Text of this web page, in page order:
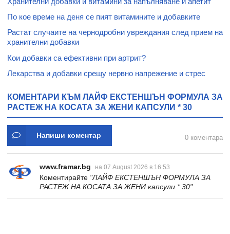
По кое време на деня се пият витамините и добавките
Растат случаите на чернодробни увреждания след прием на
хранителни добавки
Кои добавки са ефективни при артрит?
Лекарства и добавки срещу нервно напрежение и стрес
КОМЕНТАРИ КЪМ ЛАЙФ ЕКСТЕНШЪН ФОРМУЛА ЗА
РАСТЕЖ НА КОСАТА ЗА ЖЕНИ КАПСУЛИ * 30
Напиши коментар 0 коментара
www.framar.bg на 07 August 2026 в 16:53
Коментирайте "ЛАЙФ ЕКСТЕНШЪН ФОРМУЛА ЗА
РАСТЕЖ НА КОСАТА ЗА ЖЕНИ капсули * 30"